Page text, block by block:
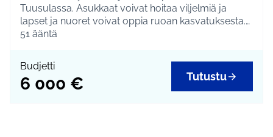
Tuusulassa. Asukkaat voivat hoitaa viljelmiä ja
lapset ja nuoret voivat oppia ruoan kasvatuksesta.
Syksyllä järjestetään yhteiset sadonkorjuujuhlat.
51 ääntä
Budjetti
6 000 € Tutustu